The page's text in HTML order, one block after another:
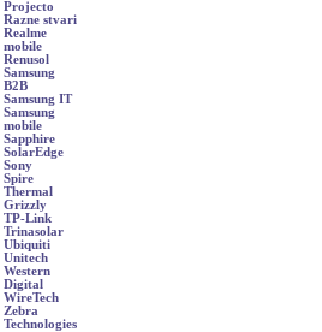
Projecto
Razne stvari
Realme
mobile
Renusol
Samsung
B2B
Samsung IT
Samsung
mobile
Sapphire
SolarEdge
Sony
Spire
Thermal
Grizzly
TP-Link
Trinasolar
Ubiquiti
Unitech
Western
Digital
WireTech
Zebra
Technologies